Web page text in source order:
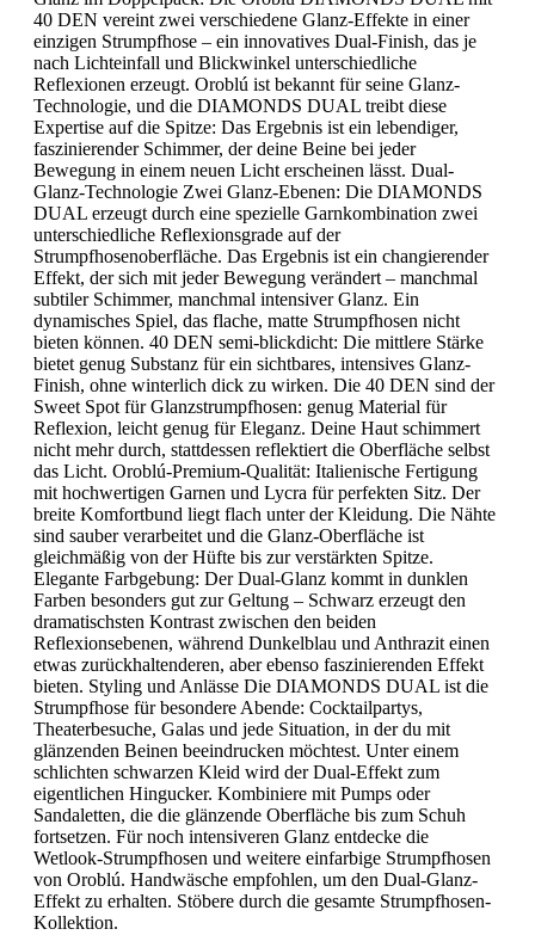
40 DEN vereint zwei verschiedene Glanz-Effekte in einer
einzigen Strumpfhose – ein innovatives Dual-Finish, das je
nach Lichteinfall und Blickwinkel unterschiedliche
Reflexionen erzeugt. Oroblú ist bekannt für seine Glanz-
Technologie, und die DIAMONDS DUAL treibt diese
Expertise auf die Spitze: Das Ergebnis ist ein lebendiger,
faszinierender Schimmer, der deine Beine bei jeder
Bewegung in einem neuen Licht erscheinen lässt. Dual-
Glanz-Technologie Zwei Glanz-Ebenen: Die DIAMONDS
DUAL erzeugt durch eine spezielle Garnkombination zwei
unterschiedliche Reflexionsgrade auf der
Strumpfhosenoberfläche. Das Ergebnis ist ein changierender
Effekt, der sich mit jeder Bewegung verändert – manchmal
subtiler Schimmer, manchmal intensiver Glanz. Ein
dynamisches Spiel, das flache, matte Strumpfhosen nicht
bieten können. 40 DEN semi-blickdicht: Die mittlere Stärke
bietet genug Substanz für ein sichtbares, intensives Glanz-
Finish, ohne winterlich dick zu wirken. Die 40 DEN sind der
Sweet Spot für Glanzstrumpfhosen: genug Material für
Reflexion, leicht genug für Eleganz. Deine Haut schimmert
nicht mehr durch, stattdessen reflektiert die Oberfläche selbst
das Licht. Oroblú-Premium-Qualität: Italienische Fertigung
mit hochwertigen Garnen und Lycra für perfekten Sitz. Der
breite Komfortbund liegt flach unter der Kleidung. Die Nähte
sind sauber verarbeitet und die Glanz-Oberfläche ist
gleichmäßig von der Hüfte bis zur verstärkten Spitze.
Elegante Farbgebung: Der Dual-Glanz kommt in dunklen
Farben besonders gut zur Geltung – Schwarz erzeugt den
dramatischsten Kontrast zwischen den beiden
Reflexionsebenen, während Dunkelblau und Anthrazit einen
etwas zurückhaltenderen, aber ebenso faszinierenden Effekt
bieten. Styling und Anlässe Die DIAMONDS DUAL ist die
Strumpfhose für besondere Abende: Cocktailpartys,
Theaterbesuche, Galas und jede Situation, in der du mit
glänzenden Beinen beeindrucken möchtest. Unter einem
schlichten schwarzen Kleid wird der Dual-Effekt zum
eigentlichen Hingucker. Kombiniere mit Pumps oder
Sandaletten, die die glänzende Oberfläche bis zum Schuh
fortsetzen. Für noch intensiveren Glanz entdecke die
Wetlook-Strumpfhosen und weitere einfarbige Strumpfhosen
von Oroblú. Handwäsche empfohlen, um den Dual-Glanz-
Effekt zu erhalten. Stöbere durch die gesamte Strumpfhosen-
Kollektion.